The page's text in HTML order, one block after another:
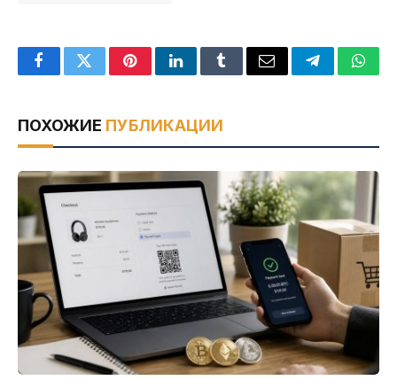
FacebookTwitterPinterestLinkedInTumblrEmail Telegram
ПОХОЖИЕ ПУБЛИКАЦИИ